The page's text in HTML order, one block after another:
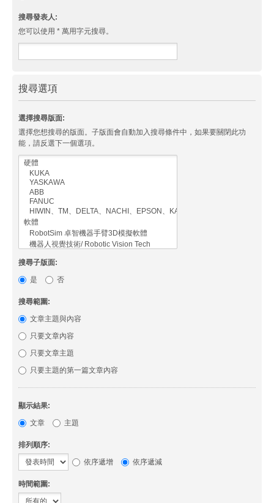
搜尋發表人:
您可以使用 * 萬用字元搜尋。
搜尋選項
選擇搜尋版面:
選擇您想搜尋的版面。子版面會自動加入搜尋條件中，如果要關閉此功
能，請反選下一個選項。
搜尋子版面:
是
否
搜尋範圍:
文章主題與內容
只要文章內容
只要文章主題
只要主題的第一篇文章內容
顯示結果:
文章
主題
排列順序:
依序遞增
依序遞減
時間範圍: